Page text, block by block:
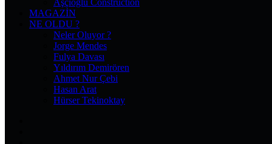
Aşçıoğlu Construction
MAGAZIN
NE OLDU ?
Neler Oluyor ?
Jorge Mendes
Fulya Davası
Yıldırım Demirören
Ahmet Nur Çebi
Hasan Arat
Hürser Tekinoktay